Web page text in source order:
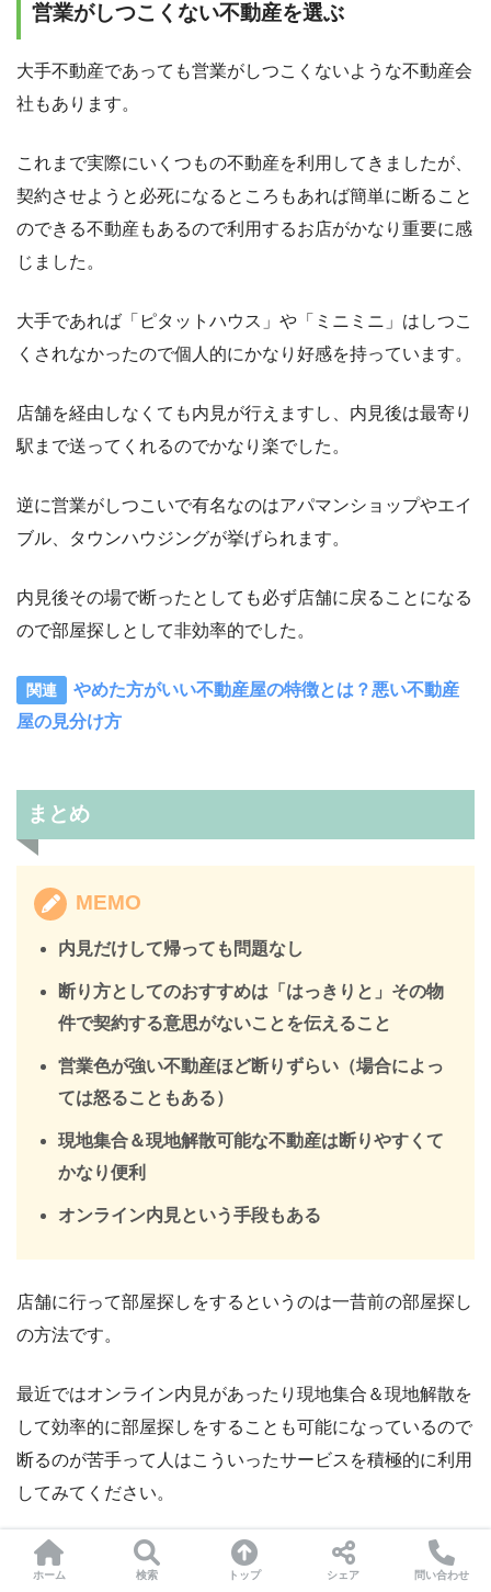
営業がしつこくない不動産を選ぶ
大手不動産であっても営業がしつこくないような不動産会
社もあります。
これまで実際にいくつもの不動産を利用してきましたが、
契約させようと必死になるところもあれば簡単に断ること
のできる不動産もあるので利用するお店がかなり重要に感
じました。
大手であれば「ピタットハウス」や「ミニミニ」はしつこ
くされなかったので個人的にかなり好感を持っています。
店舗を経由しなくても内見が行えますし、内見後は最寄り
駅まで送ってくれるのでかなり楽でした。
逆に営業がしつこいで有名なのはアパマンショップやエイ
ブル、タウンハウジングが挙げられます。
内見後その場で断ったとしても必ず店舗に戻ることになる
ので部屋探しとして非効率的でした。
やめた方がいい不動産屋の特徴とは？悪い不動産
屋の見分け方
まとめ
MEMO
内見だけして帰っても問題なし
断り方としてのおすすめは「はっきりと」その物
件で契約する意思がないことを伝えること
営業色が強い不動産ほど断りずらい（場合によっ
ては怒ることもある）
現地集合＆現地解散可能な不動産は断りやすくて
かなり便利
オンライン内見という手段もある
店舗に行って部屋探しをするというのは一昔前の部屋探し
の方法です。
最近ではオンライン内見があったり現地集合＆現地解散を
して効率的に部屋探しをすることも可能になっているので
断るのが苦手って人はこういったサービスを積極的に利用
してみてください。
契約しないと怒るような営業マンも中にはいるという噂も
あるので、無理に店舗を利用する必要はありません。
ホーム 検索 トップ シェア 問い合わせ